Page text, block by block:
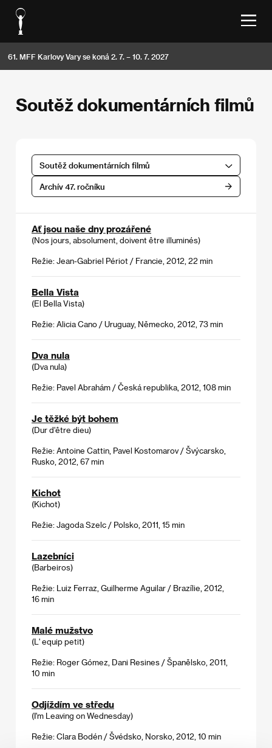
61. MFF Karlovy Vary se koná 2. 7. – 10. 7. 2027
Soutěž dokumentárních filmů
Soutěž dokumentárních filmů
Archív 47. ročníku
Ať jsou naše dny prozářené
(Nos jours, absolument, doivent être illuminés)
Režie: Jean-Gabriel Périot / Francie, 2012, 22 min
Bella Vista
(El Bella Vista)
Režie: Alicia Cano / Uruguay, Německo, 2012, 73 min
Dva nula
(Dva nula)
Režie: Pavel Abrahám / Česká republika, 2012, 108 min
Je těžké být bohem
(Dur d'être dieu)
Režie: Antoine Cattin, Pavel Kostomarov / Švýcarsko,
Rusko, 2012, 67 min
Kichot
(Kichot)
Režie: Jagoda Szelc / Polsko, 2011, 15 min
Lazebníci
(Barbeiros)
Režie: Luiz Ferraz, Guilherme Aguilar / Brazílie, 2012,
16 min
Malé mužstvo
(L' equip petit)
Režie: Roger Gómez, Dani Resines / Španělsko, 2011,
10 min
Odjíždím ve středu
(I'm Leaving on Wednesday)
Režie: Clara Bodén / Švédsko, Norsko, 2012, 10 min